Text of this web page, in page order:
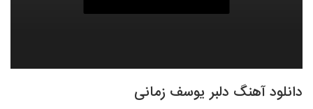
دانلود آهنگ دلبر یوسف زمانی